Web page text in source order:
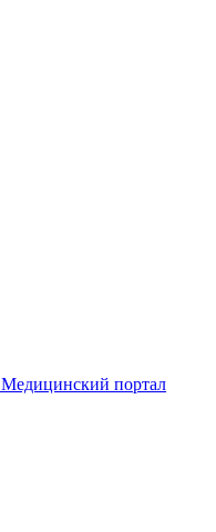
Медицинский портал